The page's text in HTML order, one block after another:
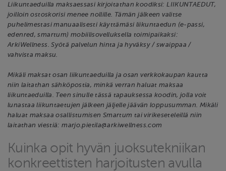
Liikuntaeduilla maksaessasi kirjoitathan koodiksi: LIIKUNTAEDUT,
joilloin ostoskorisi menee nollille. Tämän jälkeen valitse
puhelimestasi manuaalisesti käyttämäsi liikuntaedun (e-passi,
edenred, smartum) mobiilisovelluksella toimipaikaksi:
ArkiWellness. Syötä palvelun hinta ja hyväksy / swaippaa /
vahvista maksu.
Mikäli maksat osan liikuntaeduilla ja osan verkkokaupan kautta
niin laitathan sähköpostia, minkä verran haluat maksaa
liikuntaeduilla. Teen sinulle tässä tapauksessa koodin, jolla voit
lunastaa liikuntaetujen jälkeen jäljelle jäävän loppusumman. Mikäli
haluat maksaa osallistumisen Smartum tai virikeseteleillä niin
laitathan viestiä: marjo.pietila@arkiwellness.com
Kuinka opit hyvän juoksutekniikan
konkreettisten harjoitusten avulla